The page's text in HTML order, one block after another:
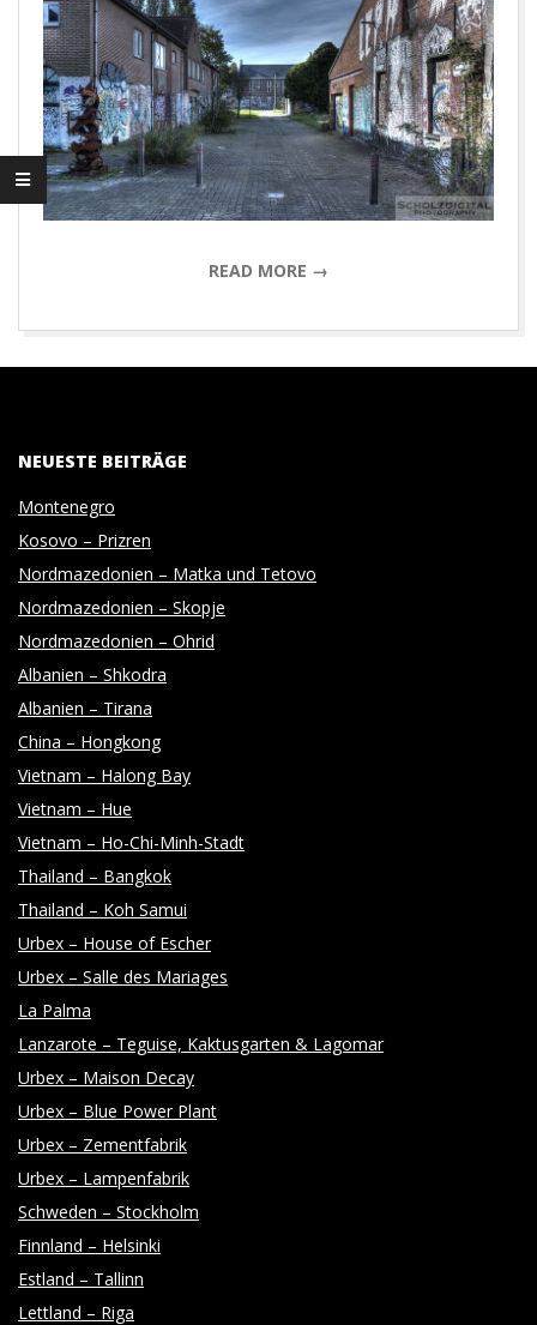
G
I
A
L
P
H
O
T
O
G
R
A
P
H
Y
READ MORE →
NEUESTE BEITRÄGE
Montenegro
Kosovo – Prizren
Nordmazedonien – Matka und Tetovo
Nordmazedonien – Skopje
Nordmazedonien – Ohrid
Albanien – Shkodra
Albanien – Tirana
China – Hongkong
Vietnam – Halong Bay
Vietnam – Hue
Vietnam – Ho-Chi-Minh-Stadt
Thailand – Bangkok
Thailand – Koh Samui
Urbex – House of Escher
Urbex – Salle des Mariages
La Palma
Lanzarote – Teguise, Kaktusgarten & Lagomar
Urbex – Maison Decay
Urbex – Blue Power Plant
Urbex – Zementfabrik
Urbex – Lampenfabrik
Schweden – Stockholm
Finnland – Helsinki
Estland – Tallinn
Lettland – Riga